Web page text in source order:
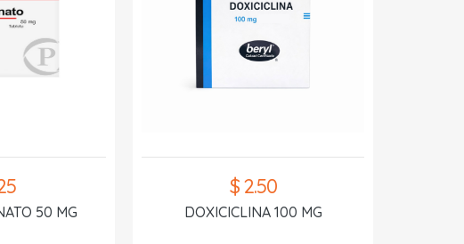
50 MG
$ 2.50
DOXICICLINA 100 MG